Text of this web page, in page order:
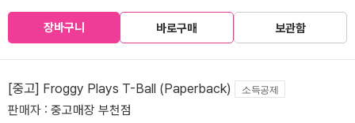
장바구니 바로구매 보관함
[중고] Froggy Plays T-Ball (Paperback) 소득공제
판매자 : 중고매장 부천점